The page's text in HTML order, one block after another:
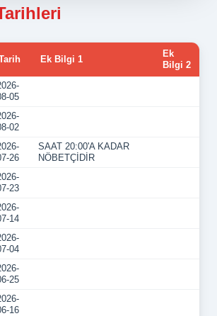
Ek Bilgi 1
Ek
Bilgi 2
05
02
26
SAAT 20:00'A KADAR
NÖBETÇİDİR
23
14
04
25
16